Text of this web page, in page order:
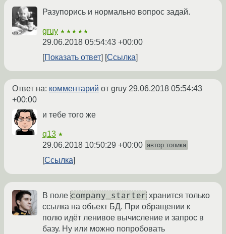
Разупорись и нормально вопрос задай.
gruy ★★★★★
29.06.2018 05:54:43 +00:00
Показать ответ
Ссылка
Ответ на: комментарий от gruy 29.06.2018 05:54:43
+00:00
и тебе того же
q13 ★
29.06.2018 10:50:29 +00:00 автор топика
Ссылка
В поле company_starter хранится только
ссылка на объект БД. При обращении к
полю идёт ленивое вычисление и запрос в
базу. Ну или можно попробовать